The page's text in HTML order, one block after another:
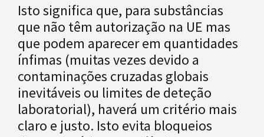
Isto significa que, para substâncias
que não têm autorização na UE mas
que podem aparecer em quantidades
ínfimas (muitas vezes devido a
contaminações cruzadas globais
inevitáveis ou limites de deteção
laboratorial), haverá um critério mais
claro e justo. Isto evita bloqueios